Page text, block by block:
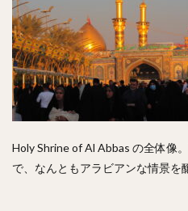
Holy Shrine of Al Abbas の全体像
で、なんともアラビアンな情景を